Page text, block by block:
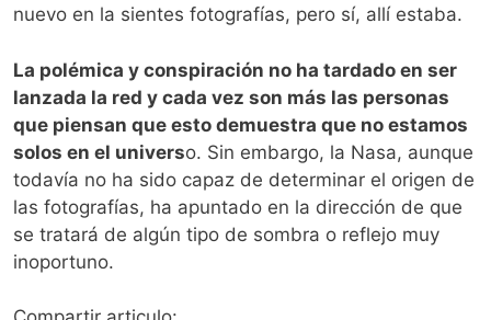
nuevo en la sientes fotografías, pero sí, allí estaba.
La polémica y conspiración no ha tardado en ser
lanzada la red y cada vez son más las personas
que piensan que esto demuestra que no estamos
solos en el universo. Sin embargo, la Nasa, aunque
todavía no ha sido capaz de determinar el origen de
las fotografías, ha apuntado en la dirección de que
se tratará de algún tipo de sombra o reflejo muy
inoportuno.